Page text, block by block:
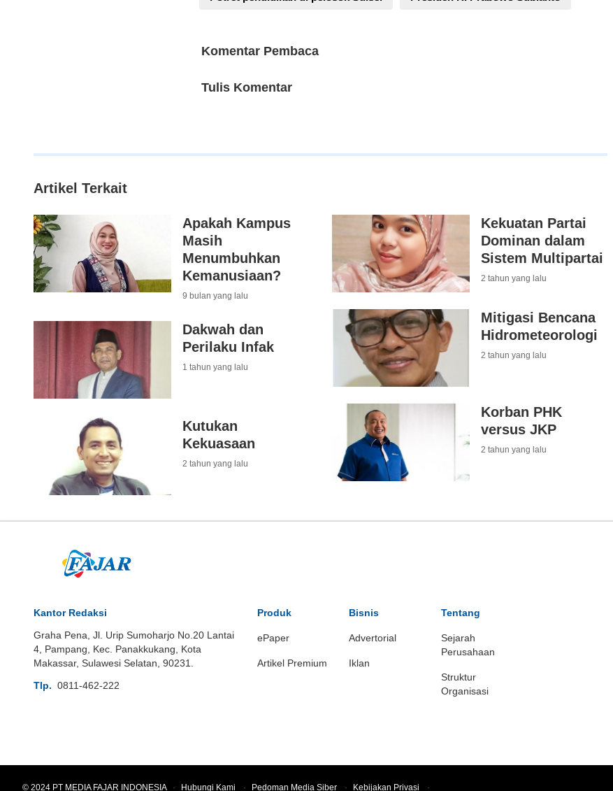
Komentar Pembaca
Tulis Komentar
Artikel Terkait
Apakah Kampus
Masih
Menumbuhkan
Kemanusiaan?
9 bulan yang lalu
Dakwah dan
Perilaku Infak
1 tahun yang lalu
Kutukan
Kekuasaan
2 tahun yang lalu
Kekuatan Partai
Dominan dalam
Sistem Multipartai
2 tahun yang lalu
Mitigasi Bencana
Hidrometeorologi
2 tahun yang lalu
Korban PHK
versus JKP
2 tahun yang lalu
Kantor Redaksi
Graha Pena, Jl. Urip Sumoharjo No.20 Lantai
4, Pampang, Kec. Panakkukang, Kota
Makassar, Sulawesi Selatan, 90231.
Tlp. 0811-462-222
Produk
ePaper
Artikel Premium
Bisnis
Advertorial
Iklan
Tentang
Sejarah
Perusahaan
Struktur
Organisasi
© 2024 PT MEDIA FAJAR INDONESIA · Hubungi Kami · Pedoman Media Siber · Kebijakan Privasi ·